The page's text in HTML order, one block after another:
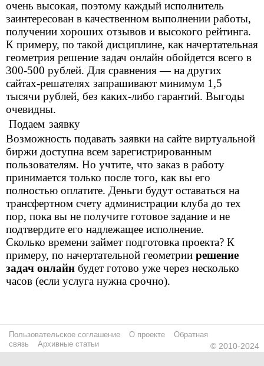
очень высокая, поэтому каждый исполнитель
заинтересован в качественном выполнении работы,
получении хороших отзывов и высокого рейтинга.
К примеру, по такой дисциплине, как начертательная
геометрия решение задач онлайн обойдется всего в
300-500 рублей. Для сравнения — на других
сайтах-решателях запрашивают минимум 1,5
тысячи рублей, без каких-либо гарантий. Выгоды
очевидны.
Подаем заявку
Возможность подавать заявки на сайте виртуальной
биржи доступна всем зарегистрированным
пользователям. Но учтите, что заказ в работу
принимается только после того, как вы его
полностью оплатите. Деньги будут оставаться на
трансфертном счету администрации клуба до тех
пор, пока вы не получите готовое задание и не
подтвердите его надлежащее исполнение.
Сколько времени займет подготовка проекта? К
примеру, по начертательной геометрии решение
задач онлайн будет готово уже через несколько
часов (если услуга нужна срочно).
Пользовательское соглашение О проекте
Обратная
связь
Архивные статьи © 2010-2024